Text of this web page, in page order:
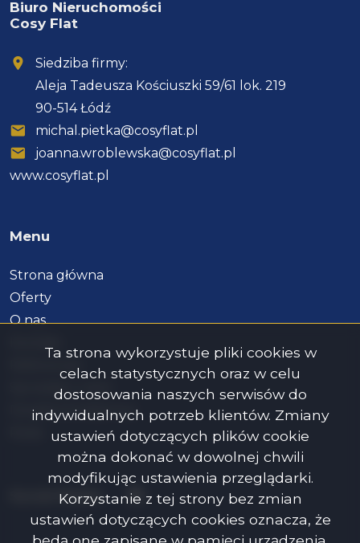
Biuro Nieruchomości
Cosy Flat
Siedziba firmy:
Aleja Tadeusza Kościuszki 59/61 lok. 219
90-514 Łódź
michal.pietka@cosyflat.pl
joanna.wroblewska@cosyflat.pl
www.cosyflat.pl
Menu
Strona główna
Oferty
O nas
Referencje
Sprzedaj z nami
Doradca kredytowy
Social Media Facebook
Ta strona wykorzystuje pliki cookies w
celach statystycznych oraz w celu
dostosowania naszych serwisów do
indywidualnych potrzeb klientów. Zmiany
ustawień dotyczących plików cookie
można dokonać w dowolnej chwili
modyfikując ustawienia przeglądarki.
Korzystanie z tej strony bez zmian
ustawień dotyczących cookies oznacza, że